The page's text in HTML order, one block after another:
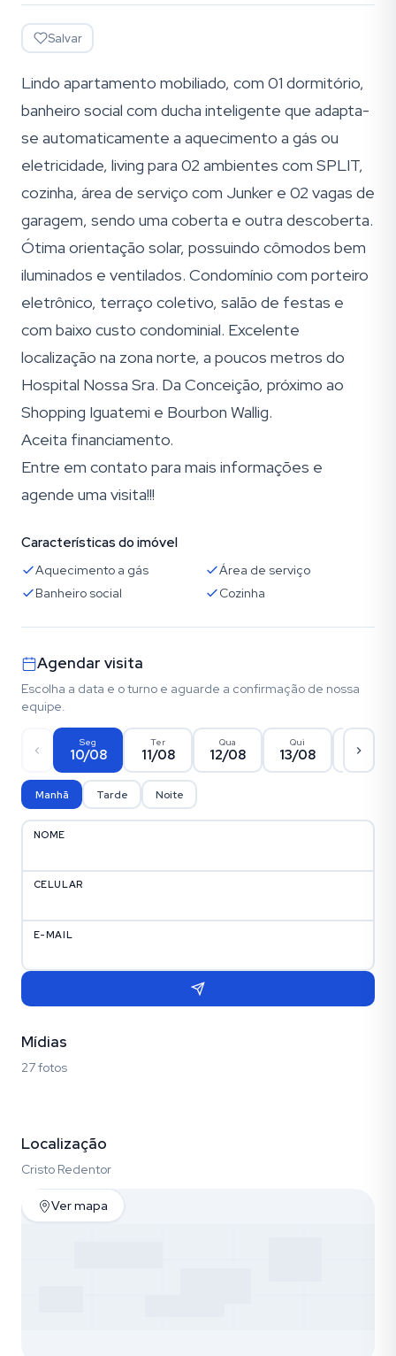
Salvar
Lindo apartamento mobiliado, com 01 dormitório,
banheiro social com ducha inteligente que adapta-
se automaticamente a aquecimento a gás ou
eletricidade, living para 02 ambientes com SPLIT,
cozinha, área de serviço com Junker e 02 vagas de
garagem, sendo uma coberta e outra descoberta.
Ótima orientação solar, possuindo cômodos bem
iluminados e ventilados. Condomínio com porteiro
eletrônico, terraço coletivo, salão de festas e
com baixo custo condominial. Excelente
localização na zona norte, a poucos metros do
Hospital Nossa Sra. Da Conceição, próximo ao
Shopping Iguatemi e Bourbon Wallig.
Aceita financiamento.
Entre em contato para mais informações e
agende uma visita!!!
Características do imóvel
Aquecimento a gás
Área de serviço
Banheiro social
Cozinha
Agendar visita
Escolha a data e o turno e aguarde a confirmação de nossa
equipe.
Seg
10/08
Ter
11/08
Qua
12/08
Qui
13/08 14/08
Manhã Tarde Noite
NOME
CELULAR
E-MAIL
Mídias
27 fotos
Localização
Cristo Redentor
Ver mapa